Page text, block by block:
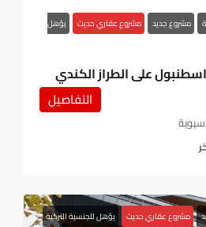
مشروع جديد مشروع عقاري حديث
يؤهل
على الطراز الكندي
التفاصيل
مشروع عقاري حديث يؤهل للجنسية التركية